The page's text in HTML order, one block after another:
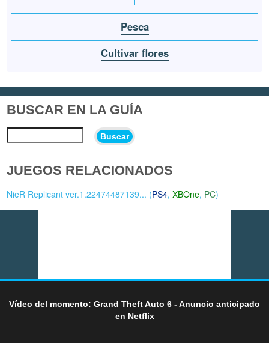
Pesca
Cultivar flores
BUSCAR EN LA GUÍA
Buscar
JUEGOS RELACIONADOS
NieR Replicant ver.1.22474487139... (PS4,XBOne, PC)
Vídeo del momento: Grand Theft Auto 6 - Anuncio anticipado
en Netflix